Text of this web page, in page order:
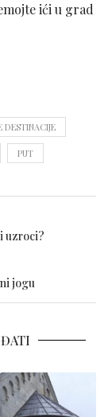
ići u grad
DESTINACIJE
PUT
uzroci?
jogu